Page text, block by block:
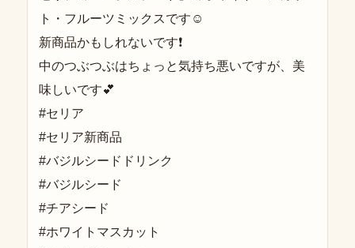
ト・フルーツミックスです☺
新商品かもしれないです❗
中のつぶつぶはちょっと気持ち悪いですが、美
味しいです💕
#セリア
#セリア新商品
#バジルシードドリンク
#バジルシード
#チアシード
#ホワイトマスカット